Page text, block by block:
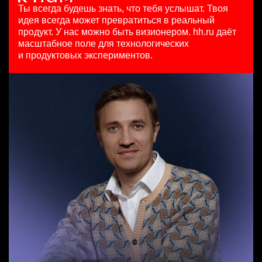
7 авг. 2026
150000 ₽
Нижний Новгород
HeadHunter::Коммерческий департамент
Ярославль
Менеджер по продажам в сегменте среднего и крупного
бизнеса
HeadHunter::Телефонные продажи
15 июл. 2026
з/п не указана
Ташкент
Senior Data Scientist (команда рекомендаций)
HeadHunter::Analytics/Data Science
29 июл. 2026
Москва
Ты всегда будешь знать, что тебя услышат. Твоя
идея всегда может превратиться в реальный
продукт. У нас можно быть визионером. hh.ru даёт
масштабное поле для технологических
и продуктовых экспериментов.